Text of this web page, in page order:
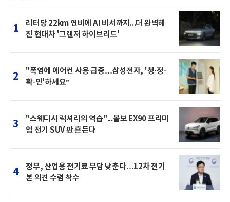
1
리터당 22km 연비에 AI 비서까지...더 완벽해
진 현대차 '그랜저 하이브리드'
2
"폭염에 에어컨 사용 급증…삼성전자, '청·정·
확·인'하세요”
3
"스웨디시 럭셔리의 역습"...볼보 EX90 프리미
엄 전기 SUV 판 흔든다
4
정부, 산업용 전기료 부담 낮춘다…12차 전기
본 의견 수렴 착수